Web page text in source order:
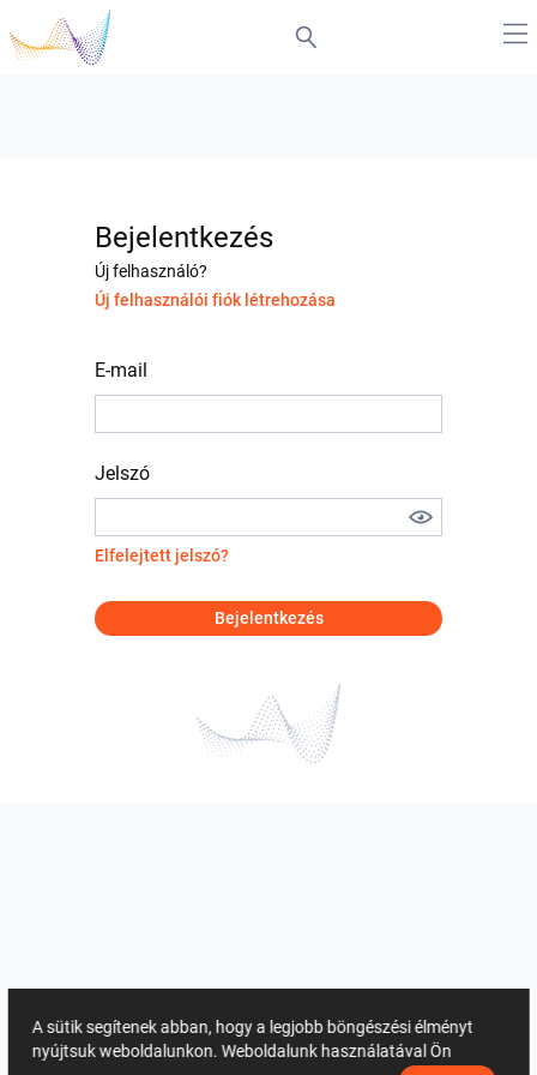
Bejelentkezés
Új felhasználó?
Új felhasználói fiók létrehozása
E-mail
Jelszó
Elfelejtett jelszó?
Bejelentkezés
A sütik segítenek abban, hogy a legjobb böngészési élményt
nyújtsuk weboldalunkon. Weboldalunk használatával Ön